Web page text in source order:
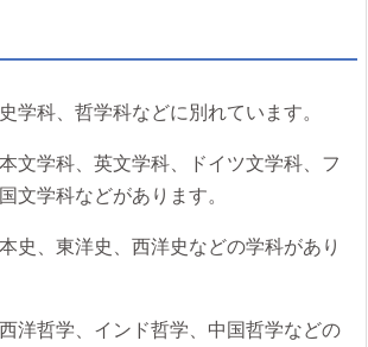
学科、哲学科などに別れています。
文学科、英文学科、ドイツ文学科、フ
文学科などがあります。
史、東洋史、西洋史などの学科があり
洋哲学、インド哲学、中国哲学などの